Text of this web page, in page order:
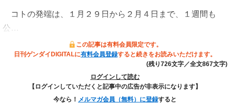
コトの発端は、１月２９日から２月４日まで、１週間も
公…
この記事は有料会員限定です。
日刊ゲンダイDIGITALに有料会員登録すると続きをお読みいただけます。
(残り726文字／全文867文字)
ログインして読む
【ログインしていただくと記事中の広告が非表示になります】
今なら！ メルマガ会員（無料）に登録すると